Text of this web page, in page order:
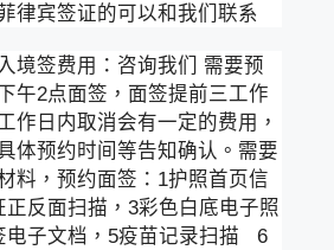
律宾签证的可以和我们联系
境签费用：咨询我们 需要预
午2点面签，面签提前三工作
作日内取消会有一定的费用，
体预约时间等告知确认。需要
料，预约面签：1护照首页信
正反面扫描，3彩色白底电子照
电子文档，5疫苗记录扫描 6